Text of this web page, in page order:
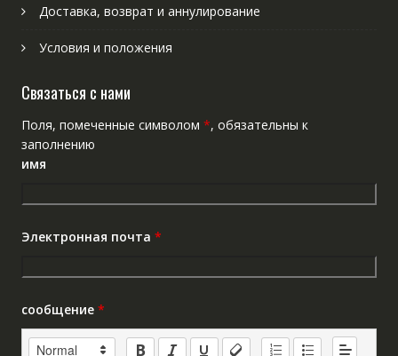
Доставка, возврат и аннулирование
Условия и положения
Связаться с нами
Поля, помеченные символом *, обязательны к
заполнению
имя
Электронная почта *
сообщение *